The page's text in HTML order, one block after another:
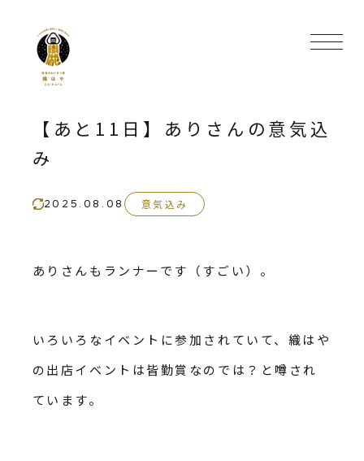
【あと11日】ありさんの意気込
み
2025.08.08 意気込み
ありさんもランナーです（すごい）。
いろいろなイベントに参加されていて、織はや
の出店イベントは皆勤賞なのでは？と噂され
ています。